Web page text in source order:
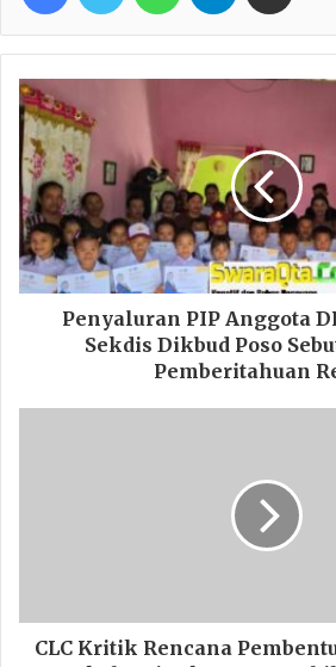
Penyaluran PIP Anggota
Sekdis Dikbud Poso
Pemberitahuan
CLC Kritik Rencana